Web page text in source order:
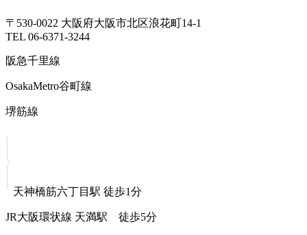
〒530-0022 大阪府大阪市北区浪花町14-1
TEL 06-6371-3244
阪急千里線
OsakaMetro谷町線
堺筋線
天神橋筋六丁目駅 徒歩1分
JR大阪環状線 天満駅 徒歩5分